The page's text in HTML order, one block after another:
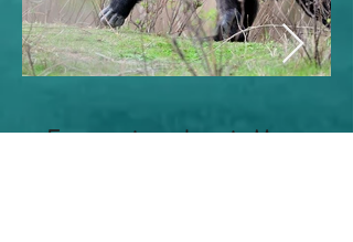
Etwas weiter, aber ein Muss: